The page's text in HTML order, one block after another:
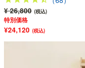
¥ 26,800 (税込)
特別価格
¥24,120 (税込)